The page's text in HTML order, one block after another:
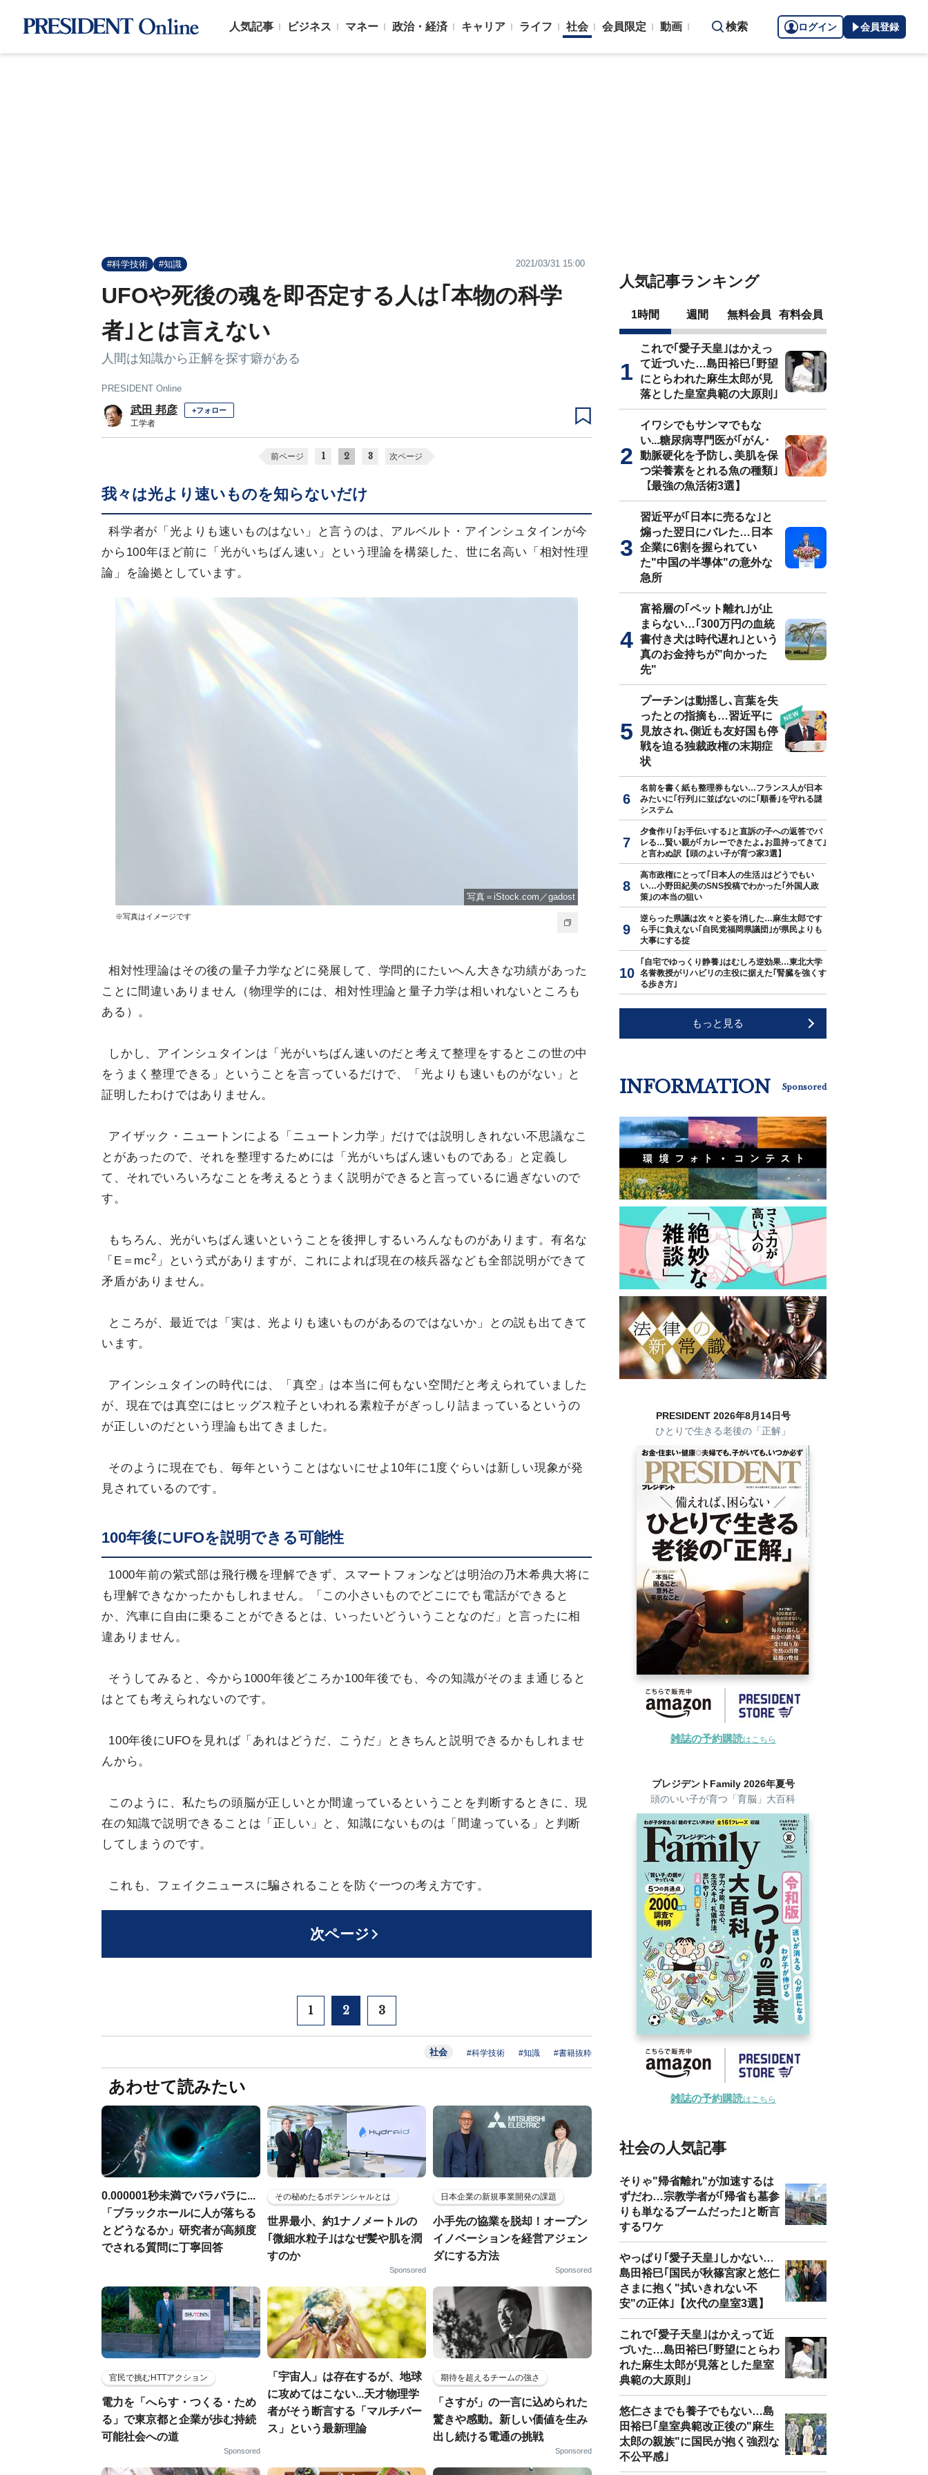
人気記事 ビジネス マネー 政治・経済 キャリア ライフ 社会 会員限定 動画 検索 ログイン 会員登録
#科学技術 #知識 2021/03/31 15:00
UFOや死後の魂を即否定する人は｢本物の科学
者｣とは言えない
人間は知識から正解を探す癖がある
PRESIDENT Online
武田 邦彦 +フォロー
工学者
前ページ 1 2 3 次ページ
我々は光より速いものを知らないだけ
科学者が「光よりも速いものはない」と言うのは、アルベルト・アインシュタインが今
から100年ほど前に「光がいちばん速い」という理論を構築した、世に名高い「相対性理
論」を論拠としています。
写真＝iStock.com／gadost
※写真はイメージです
相対性理論はその後の量子力学などに発展して、学問的にたいへん大きな功績があった
ことに間違いありません（物理学的には、相対性理論と量子力学は相いれないところも
ある）。
しかし、アインシュタインは「光がいちばん速いのだと考えて整理をするとこの世の中
をうまく整理できる」ということを言っているだけで、「光よりも速いものがない」と
証明したわけではありません。
アイザック・ニュートンによる「ニュートン力学」だけでは説明しきれない不思議なこ
とがあったので、それを整理するためには「光がいちばん速いものである」と定義し
て、それでいろいろなことを考えるとうまく説明ができると言っているに過ぎないので
す。
もちろん、光がいちばん速いということを後押しするいろんなものがあります。有名な
「E＝mc 2 」という式がありますが、これによれば現在の核兵器なども全部説明ができて
矛盾がありません。
ところが、最近では「実は、光よりも速いものがあるのではないか」との説も出てきて
います。
アインシュタインの時代には、「真空」は本当に何もない空間だと考えられていました
が、現在では真空にはヒッグス粒子といわれる素粒子がぎっしり詰まっているというの
が正しいのだという理論も出てきました。
そのように現在でも、毎年ということはないにせよ10年に1度ぐらいは新しい現象が発
見されているのです。
100年後にUFOを説明できる可能性
1000年前の紫式部は飛行機を理解できず、スマートフォンなどは明治の乃木希典大将に
も理解できなかったかもしれません。「この小さいものでどこにでも電話ができると
か、汽車に自由に乗ることができるとは、いったいどういうことなのだ」と言ったに相
違ありません。
そうしてみると、今から1000年後どころか100年後でも、今の知識がそのまま通じると
はとても考えられないのです。
100年後にUFOを見れば「あれはどうだ、こうだ」ときちんと説明できるかもしれませ
んから。
このように、私たちの頭脳が正しいとか間違っているということを判断するときに、現
在の知識で説明できることは「正しい」と、知識にないものは「間違っている」と判断
してしまうのです。
これも、フェイクニュースに騙されることを防ぐ一つの考え方です。
次ページ
1 2 3
社会 #科学技術 #知識 #書籍抜粋
あわせて読みたい
0.000001秒未満でバラバラに...
「ブラックホールに人が落ちる
とどうなるか」研究者が高頻度
でされる質問に丁寧回答
その秘めたるポテンシャルとは
世界最小、約1ナノメートルの
｢微細水粒子｣はなぜ髪や肌を潤
すのか
Sponsored
日本企業の新規事業開発の課題
小手先の協業を脱却！オープン
イノベーションを経営アジェン
ダにする方法
Sponsored
官民で挑むHTTアクション
電力を「へらす・つくる・ため
る」で東京都と企業が歩む持続
可能社会への道
Sponsored
「宇宙人」は存在するが、地球
に攻めてはこない...天才物理学
者がそう断言する「マルチバー
ス」という最新理論
期待を超えるチームの強さ
「さすが」の一言に込められた
驚きや感動。新しい価値を生み
出し続ける電通の挑戦
Sponsored
人気記事ランキング
1時間 週間 無料会員 有料会員
これで｢愛子天皇｣はかえっ
て近づいた…島田裕巳｢野望
にとらわれた麻生太郎が見
落とした皇室典範の大原則｣
イワシでもサンマでもな
い...糖尿病専門医が｢がん･
動脈硬化を予防し､美肌を保
つ栄養素をとれる魚の種類｣
【最強の魚活術3選】
習近平が｢日本に売るな｣と
煽った翌日にバレた…日本
企業に6割を握られてい
た"中国の半導体"の意外な
急所
富裕層の｢ペット離れ｣が止
まらない…｢300万円の血統
書付き犬は時代遅れ｣という
真のお金持ちが"向かった
先"
プーチンは動揺し､言葉を失
ったとの指摘も…習近平に
見放され､側近も友好国も停
戦を迫る独裁政権の末期症
状
名前を書く紙も整理券もない…フランス人が日本
みたいに｢行列｣に並ばないのに｢順番｣を守れる謎
システム
夕食作り｢お手伝いする｣と直訴の子への返答でバ
レる…賢い親が｢カレーできたよ｡お皿持ってきて｣
と言わぬ訳【頭のよい子が育つ家3選】
高市政権にとって｢日本人の生活｣はどうでもい
い…小野田紀美のSNS投稿でわかった｢外国人政
策｣の本当の狙い
逆らった県議は次々と姿を消した…麻生太郎です
ら手に負えない｢自民党福岡県議団｣が県民よりも
大事にする掟
｢自宅でゆっくり静養｣はむしろ逆効果…東北大学
名誉教授がリハビリの主役に据えた｢腎臓を強くす
る歩き方｣
もっと見る
INFORMATION Sponsored
PRESIDENT 2026年8月14日号
ひとりで生きる老後の「正解」
雑誌の予約購読はこちら
プレジデントFamily 2026年夏号
頭のいい子が育つ「育脳」大百科
雑誌の予約購読はこちら
社会の人気記事
そりゃ"帰省離れ"が加速するは
ずだわ…宗教学者が｢帰省も墓参
りも単なるブームだった｣と断言
するワケ
やっぱり｢愛子天皇｣しかない…
島田裕巳｢国民が秋篠宮家と悠仁
さまに抱く"拭いきれない不
安"の正体｣【次代の皇室3選】
これで｢愛子天皇｣はかえって近
づいた…島田裕巳｢野望にとらわ
れた麻生太郎が見落とした皇室
典範の大原則｣
悠仁さまでも養子でもない…島
田裕巳｢皇室典範改正後の"麻生
太郎の親族"に国民が抱く強烈な
不公平感｣